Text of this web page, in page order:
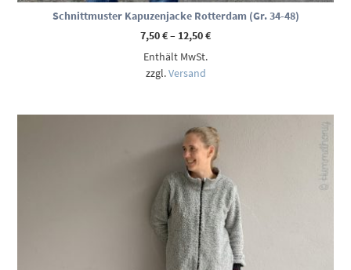
Schnittmuster Kapuzenjacke Rotterdam (Gr. 34-48)
7,50€– 12,50€Preisspanne:
Enthält MwSt.
zzgl.Versand